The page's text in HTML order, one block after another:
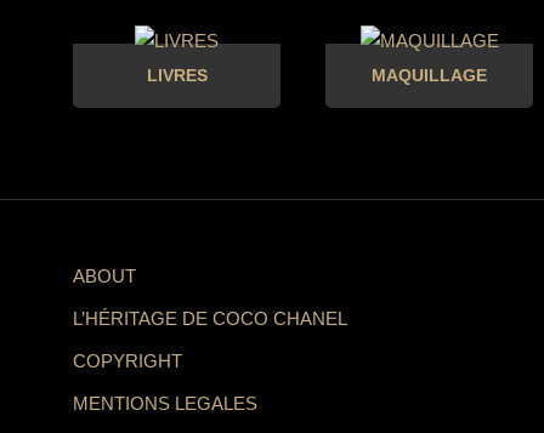
LIVRES MAQUILLAGE
ABOUT
L’HÉRITAGE DE COCO CHANEL
COPYRIGHT
MENTIONS LEGALES